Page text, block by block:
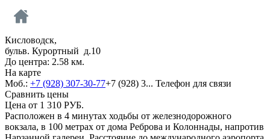
Кисловодск,
бульв. Курортный д.10
До центра: 2.58 км.
На карте
Моб.: +7 (928) 307-30-77+7 (928) 3... Телефон для связи
Сравнить цены
Цена от 1 310 РУБ.
Расположен в 4 минутах ходьбы от железнодорожного
вокзала, в 100 метрах от дома Реброва и Колоннады, напротив